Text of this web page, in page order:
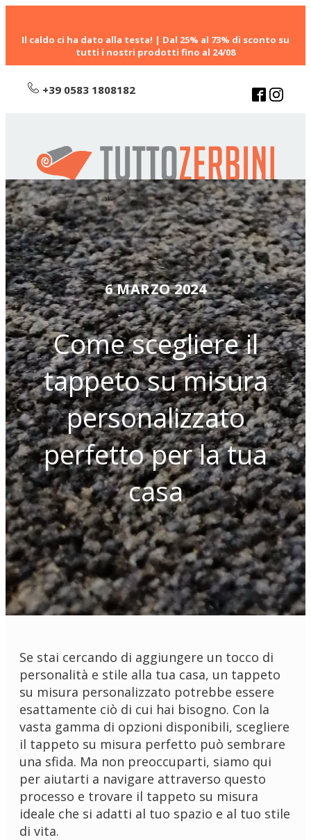
Il caldo ci ha dato alla testa! | Dal 25% al 73% di sconto su
tutti i nostri prodotti fino al 24/08
+39 0583 1808182
6 MARZO 2024
Come scegliere il
tappeto su misura
personalizzato
perfetto per la tua
casa
Se stai cercando di aggiungere un tocco di
personalità e stile alla tua casa, un tappeto
su misura personalizzato potrebbe essere
esattamente ciò di cui hai bisogno. Con la
vasta gamma di opzioni disponibili, scegliere
il tappeto su misura perfetto può sembrare
una sfida. Ma non preoccuparti, siamo qui
per aiutarti a navigare attraverso questo
processo e trovare il tappeto su misura
ideale che si adatti al tuo spazio e al tuo stile
di vita.